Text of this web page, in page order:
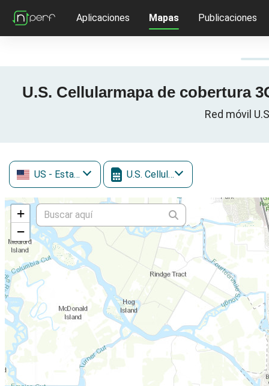
Aplicaciones Mapas Publicaciones
U.S. Cellularmapa de cobertura
Red móvil
US - Estados Unidos U.S. Cellular
+
−